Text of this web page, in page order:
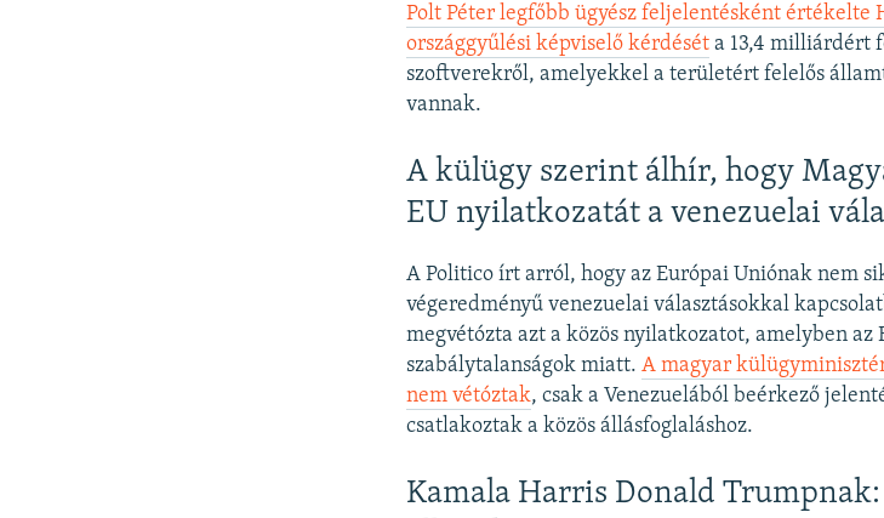
Polt Péter legfőbb ügyész feljelentésként értékelte
országgyűlési képviselő kérdését a 13,4 milliárdért
szoftverekről, amelyekkel a területért felelős
vannak.
A külügy szerint álhír, hogy
EU nyilatkozatát a venezuelai
A Politico írt arról, hogy az Európai Uniónak nem
végeredményű venezuelai választásokkal
megvétózta azt a közös nyilatkozatot, amelyben az
szabálytalanságok miatt.A magyar
nem vétóztak, csak a Venezuelából beérkező
csatlakoztak a közös állásfoglaláshoz.
Kamala Harris Donald